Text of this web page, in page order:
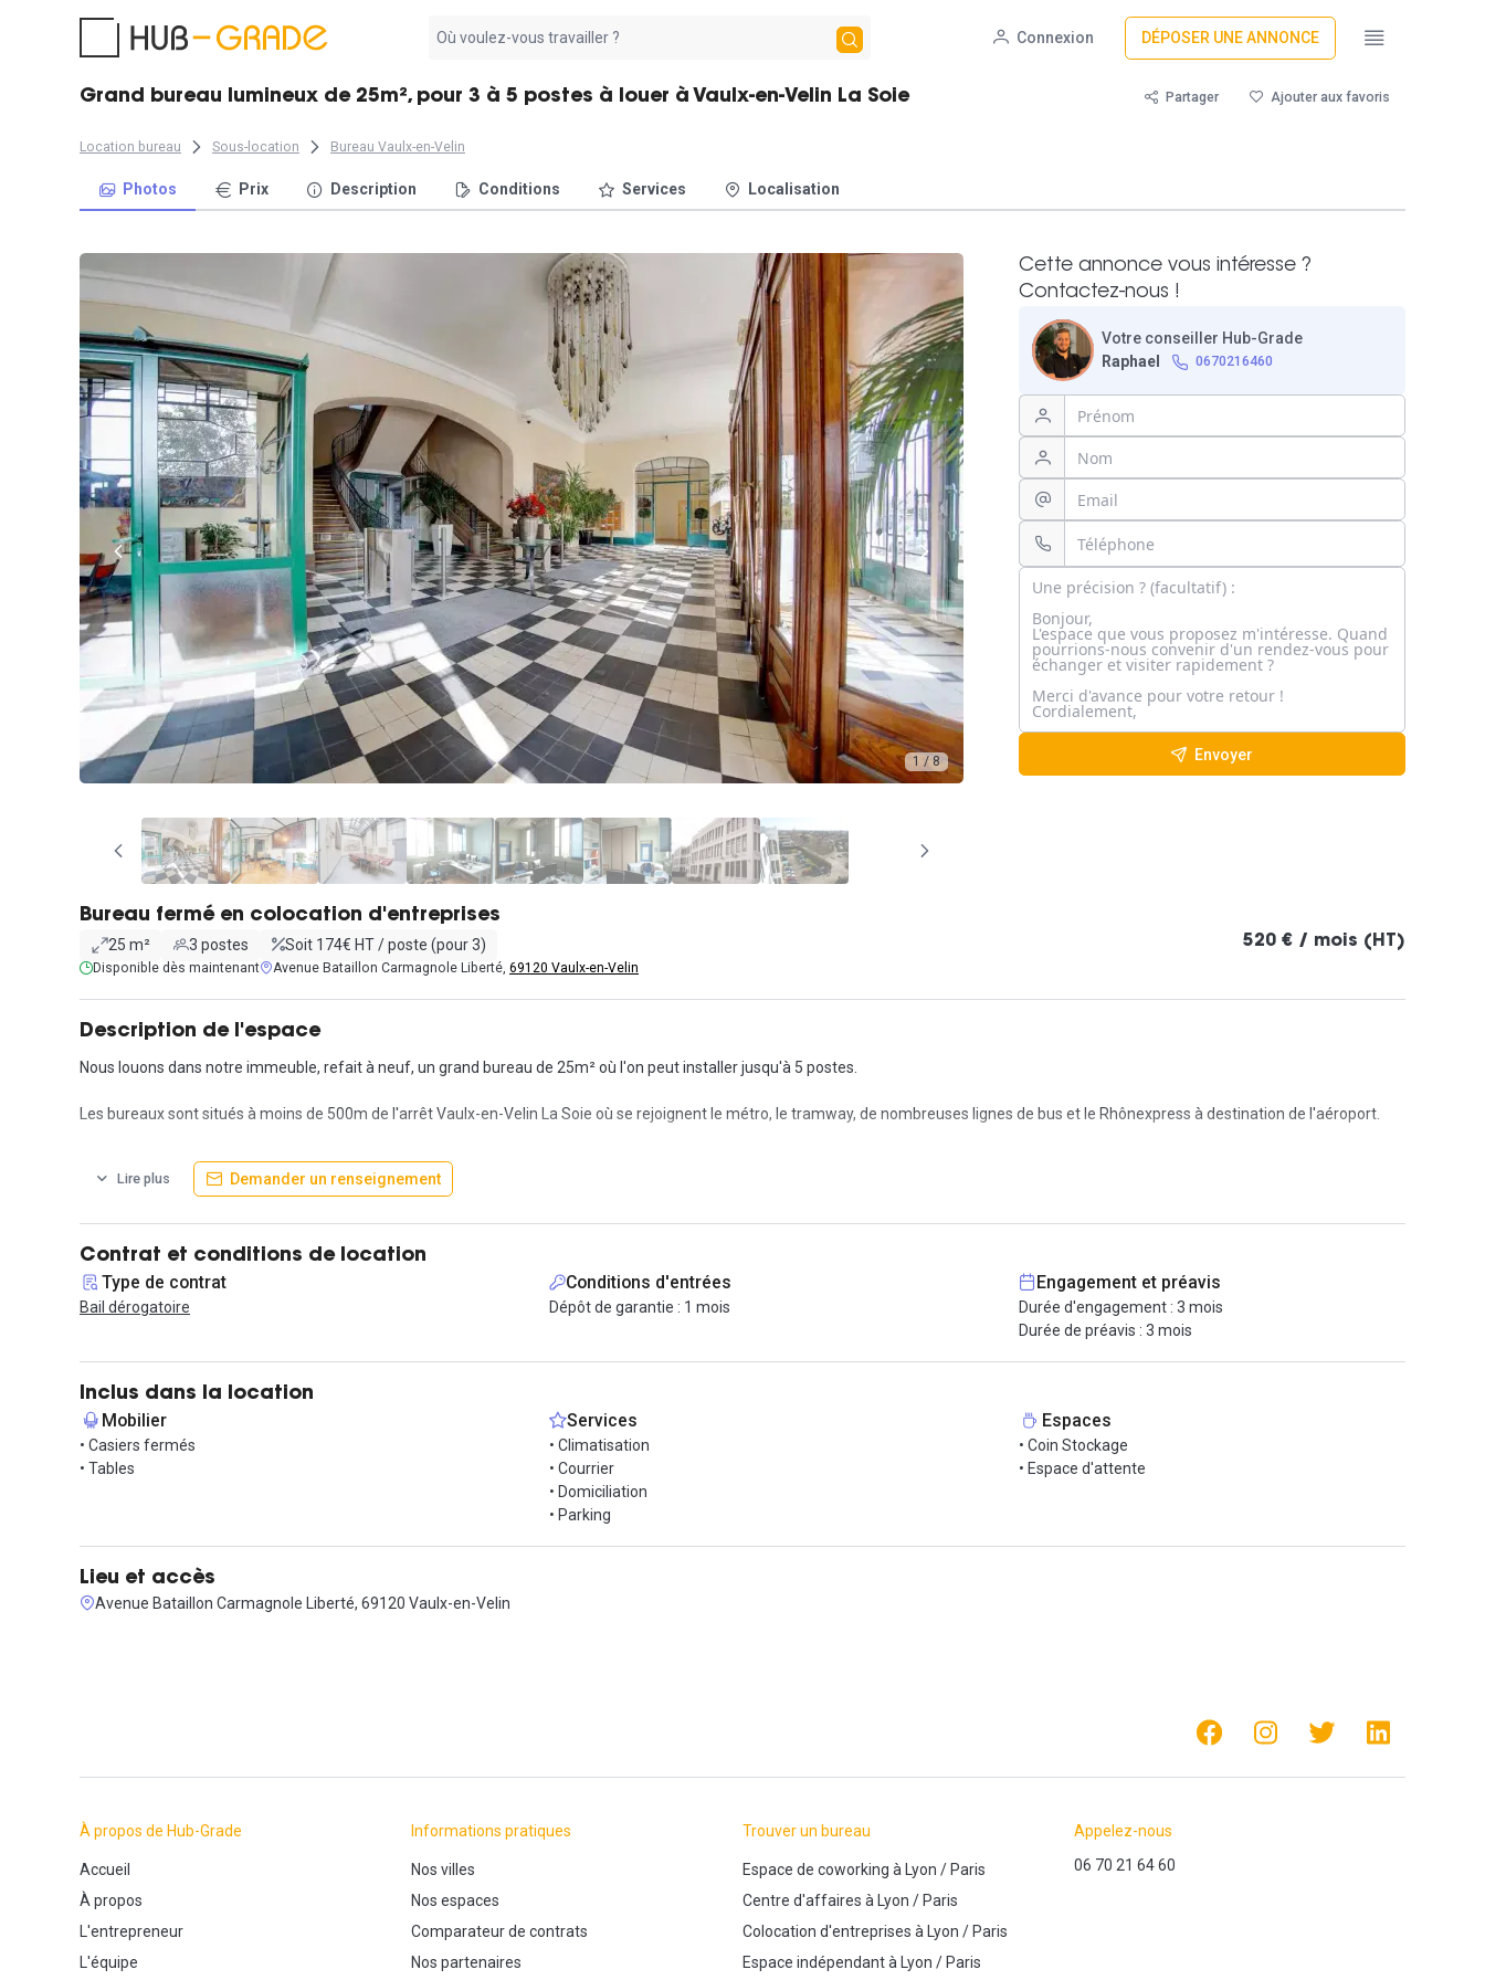
résultat
Connexion DÉPOSER UNE ANNONCE
Grand bureau lumineux de 25m², pour 3 à 5 postes à louer à Vaulx-en-Velin La Soie Partager Ajouter aux favoris
Location bureau Sous-location Bureau Vaulx-en-Velin
Photos Prix Description Conditions Services Localisation
1 / 8
Cette annonce vous intéresse ?
Contactez-nous !
Votre conseiller Hub-Grade
Raphael
0670216460
Envoyer
Bureau fermé en colocation d'entreprises
25 m² 3 postes Soit 174€ HT / poste (pour 3)
Disponible dès maintenant Avenue Bataillon Carmagnole Liberté, 69120 Vaulx-en-Velin
520 € / mois (HT)
Description de l'espace
Nous louons dans notre immeuble, refait à neuf, un grand bureau de 25m² où l'on peut installer jusqu'à 5 postes.
Les bureaux sont situés à moins de 500m de l'arrêt Vaulx-en-Velin La Soie où se rejoignent le métro, le tramway, de nombreuses lignes de bus et le Rhônexpress à destination de l'aéroport.
Le loyer inclut les charges (taxe foncière, charges collectives, chauffage, éclairage et prise électrique des bureaux) et comprend également :
- l’accès au parking (fermé)
- la domiciliation
- la réception et le tri du courrier
- le mobilier (si besoin)
Lire plus Demander un renseignement
Contrat et conditions de location
Type de contrat
Bail dérogatoire
Conditions d'entrées
Dépôt de garantie : 1 mois
Engagement et préavis
Durée d'engagement : 3 mois
Durée de préavis : 3 mois
Inclus dans la location
Mobilier
• Casiers fermés
• Tables
Services
• Climatisation
• Courrier
• Domiciliation
• Parking
Espaces
• Coin Stockage
• Espace d'attente
Lieu et accès
Avenue Bataillon Carmagnole Liberté, 69120 Vaulx-en-Velin
À propos de Hub-Grade
Accueil
À propos
L'entrepreneur
L'équipe
Informations pratiques
Nos villes
Nos espaces
Comparateur de contrats
Nos partenaires
Trouver un bureau
Espace de coworking à Lyon /Paris
Centre d'affaires à Lyon /Paris
Colocation d'entreprises à Lyon /Paris
Espace indépendantà Lyon /Paris
Appelez-nous
06 70 21 64 60